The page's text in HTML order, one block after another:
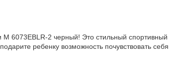
6073EBLR-2 черный! Это стильный спортивный
ребенку возможность почувствовать себя